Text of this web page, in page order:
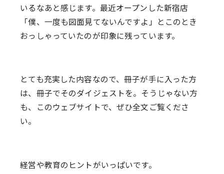
いるなあと感じます。最近オープンした新宿店
「僕、一度も図面見てないんですよ」とこのとき
おっしゃっていたのが印象に残っています。
とても充実した内容なので、冊子が手に入った方
は、冊子でそのダイジェストを。そうじゃない方
も、このウェブサイトで、ぜひ全文ご覧くださ
い。
経営や教育のヒントがいっぱいです。